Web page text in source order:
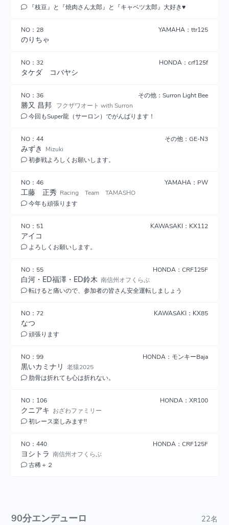
『枝豆』と『焼肉さん太郎』と『キャベツ太郎』大好き♥
NO：28 YAMAHA：ttr125
のりちゃ
NO：32 HONDA：crf125f
タケダ コバヤシ
NO：36 その他：Surron Light Bee
勝又 昌邦
フクザワオート with Surron
今回もSuper龍（サーロン）でがんばります！
NO：44 その他：GE-N3
みずき
Mizuki
初参戦よろしくお願いします。
NO：46 YAMAHA：PW
工藤 正秀 Racing Team TAMASHO
今年も頑張ります
NO：51 KAWASAKI：KX112
アイコ
よろしくお願いします。
NO：55 HONDA：CRF125F
白河・ED福澤・ED鈴木 南信州オフくらぶ
転けると痛いので、参加者の皆さん安全運転しましょう
NO：72 KAWASAKI：KX85
なつ
頑張ります
NO：99 HONDA：モンキーBaja
黒いカミナリ 老猿2025
肋骨は折れても心は折れない。
NO：106 HONDA：XR100
クニアキ おざわファミリー
初レース楽しみます!!
NO：440 HONDA：CRF125F
ヨシトラ 南信州オフくらぶ
古稀＋２
22名
90分エンデューロ